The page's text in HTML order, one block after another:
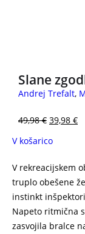
Slane
Andrej Trefalt,
49,98€ 39,98 €
V košarico
V rekreacijskem
truplo obešene
instinkt
Napeto ritmična
zasvojila bralce